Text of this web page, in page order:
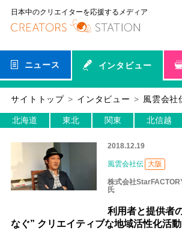
日本中のクリエイターを応援するメディア
ニュース インタビュー
サイトトップ インタビュー 風雲会社
北海道 東北 関東 北信越
2018.12.19
風雲会社伝 大阪
株式会社
氏
利用者と提供者
なぐ” クリエイティブな地域活性化活